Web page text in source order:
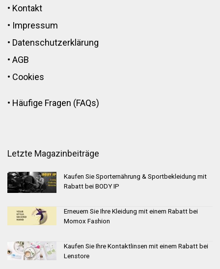
• Kontakt
• Impressum
• Datenschutzerklärung
• AGB
• Cookies
• Häufige Fragen (FAQs)
Letzte Magazinbeiträge
Kaufen Sie Sporternährung & Sportbekleidung mit
Rabatt bei BODY IP
Erneuern Sie Ihre Kleidung mit einem Rabatt bei
Momox Fashion
Kaufen Sie Ihre Kontaktlinsen mit einem Rabatt bei
Lenstore